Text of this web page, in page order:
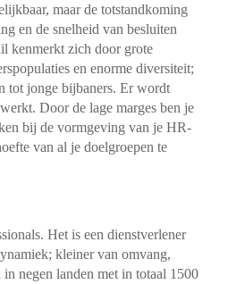
maar de totstandkoming
en de snelheid van besluiten
kenmerkt zich door grote
en enorme diversiteit;
tot jonge bijbaners. Er wordt
Door de lage marges ben je
bij de vormgeving van je HR-
van al je doelgroepen te
Het is een dienstverlener
kleiner van omvang,
negen landen met in totaal 1500